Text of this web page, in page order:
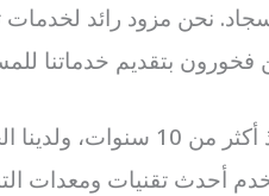
نحن مزود رائد
فخورون بتقديم خدماتنا
تعمل شركة النخيل منذ
أحدث تقنيات ومعدات